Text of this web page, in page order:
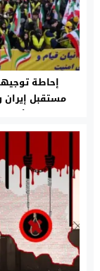
إحاطة
مستقبل إيران